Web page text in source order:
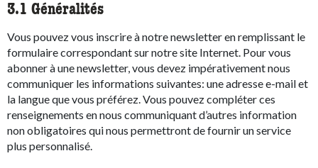
3.1 Généralités
Vous pouvez vous inscrire à notre newsletter en remplissant le
formulaire correspondant sur notre site Internet. Pour vous
abonner à une newsletter, vous devez impérativement nous
communiquer les informations suivantes: une adresse e-mail et
la langue que vous préférez. Vous pouvez compléter ces
renseignements en nous communiquant d’autres information
non obligatoires qui nous permettront de fournir un service
plus personnalisé.